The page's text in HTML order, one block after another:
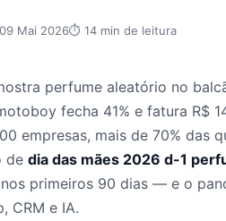
Mai 2026⏱ 14 min de leitura
perfume aleatório no
fecha 41% e fatura R$
empresas, mais de 70% das
de dia das mães 2026 d-1
primeiros 90 dias — e o
CRM e IA.